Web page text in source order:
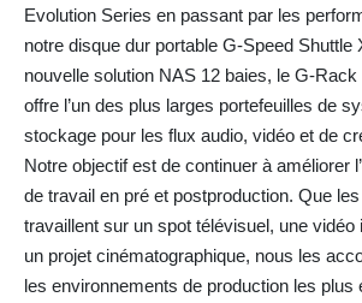
Evolution Series en passant par les
notre disque dur portable G-Speed Shuttle
nouvelle solution NAS 12 baies, le G-
offre l’un des plus larges portefeuilles de
stockage pour les flux audio, vidéo et de
Notre objectif est de continuer à améliorer
de travail en pré et postproduction. Que
travaillent sur un spot télévisuel, une vidéo
un projet cinématographique, nous les
les environnements de production les plus